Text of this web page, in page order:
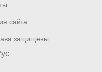
сайта
защищены